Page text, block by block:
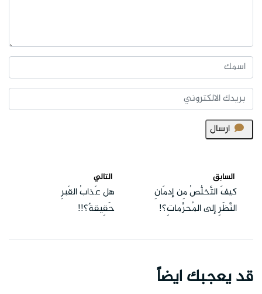
ارسال
السابق
كيفَ التَّخلُّصُ مِن إدمَانِ
النَّظَرِ إلى المُحرَّماتِ؟!
التالي
هل عَذابُ القَبرِ
حَقِيقةٌ؟!!
قد يعجبك ايضاً